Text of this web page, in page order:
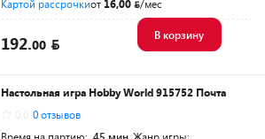
Картой рассрочкиот 16,00 /мес
192.00
В корзину
Настольная игра Hobby World 915752 Почта
0 отзывов